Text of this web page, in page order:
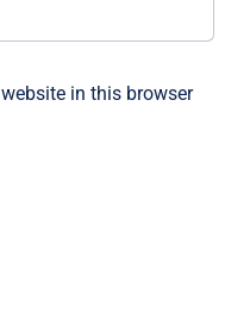
in this browser